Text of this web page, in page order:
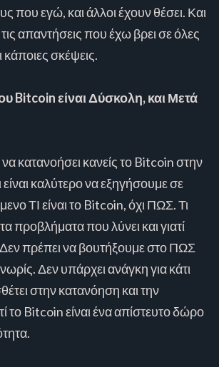
που εγώ, και άλλοι έχουν θέσει. Και
απαντήσεις που έχω βρει σε όλες
σκέψεις.
Bitcoin είναι Δύσκολη, και Μετά
να κατανοήσει κανείς το Bitcoin στην
καλύτερο να εξηγήσουμε σε
ΤΙ είναι το Bitcoin, όχι ΠΩΣ. Τι
προβλήματα που λύνει και γιατί
Δεν πρέπει να βουτήξουμε στο ΠΩΣ
Δεν υπάρχει ανάγκη για κάτι
στην κατανόηση και την
το Bitcoin είναι ένα απίστευτο δώρο